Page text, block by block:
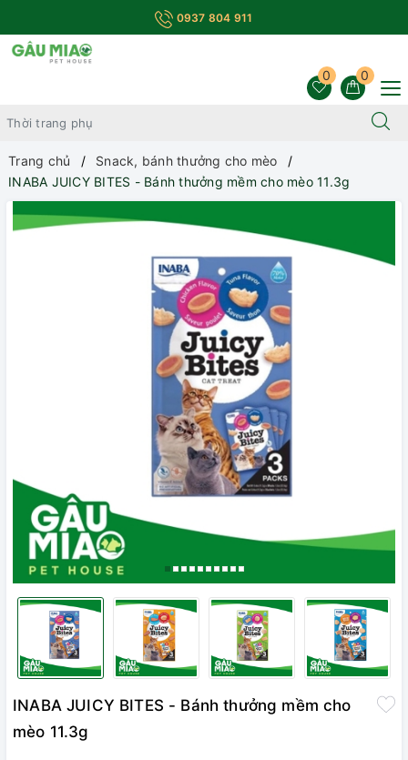
0937 804 911
0
0
Trang chủ
Snack, bánh thưởng cho mèo
INABA JUICY BITES - Bánh thưởng mềm cho mèo 11.3g
INABA JUICY BITES - Bánh thưởng mềm cho
mèo 11.3g